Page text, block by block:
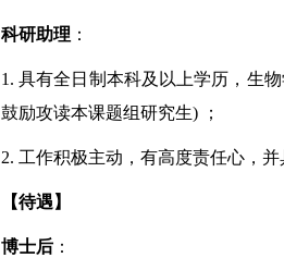
科研助理 ：
1.具有全日制本科及以上学历， 生
鼓励攻读本课题组研究生) ；
2. 工作积极主动，有高度责任心， 并
【待遇】
博士后 ：